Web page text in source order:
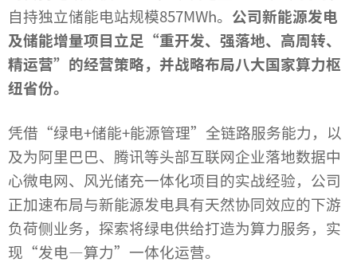
自持独立储能电站规模857MWh。 公司新能源发电
及储能增量项目立足“重开发、强落地、高周转、
精运营” 的经营策略，并战略布局八大国家算力枢
纽省份。
凭借“绿电+储能+能源管理”全链路服务能力，以
及为阿里巴巴、腾讯等头部互联网企业落地数据中
心微电网、风光储充一体化项目的实战经验，公司
正加速布局与新能源发电具有天然协同效应的下游
负荷侧业务，探索将绿电供给打造为算力服务，实
现“发电—算力”一体化运营。